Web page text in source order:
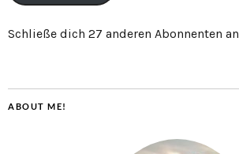
Schließe dich 27 anderen Abonnenten an
ABOUT ME!